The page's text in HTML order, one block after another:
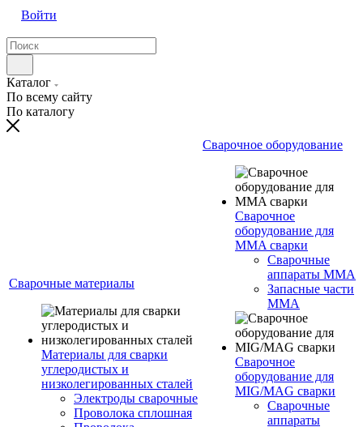
Войти
Каталог
По всему сайту
По каталогу
Сварочные материалы
Материалы для сварки
углеродистых и
низколегированных сталей
Электроды сварочные
Проволока сплошная
Сварочное оборудование
Сварочное
оборудование для
MMA сварки
Сварочные
аппараты MMA
Запасные части
MMA
Сварочное
оборудование для
MIG/MAG сварки
Сварочные
аппараты